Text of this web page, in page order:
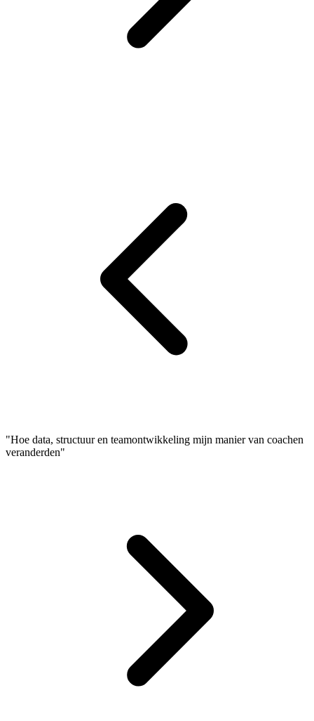
"Hoe data, structuur en teamontwikkeling mijn manier van coachen
veranderden"